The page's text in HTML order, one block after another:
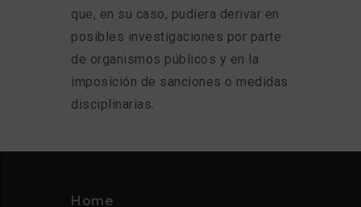
que, en su caso, pudiera derivar en
posibles investigaciones por parte
de organismos públicos y en la
imposición de sanciones o medidas
disciplinarias.
Home